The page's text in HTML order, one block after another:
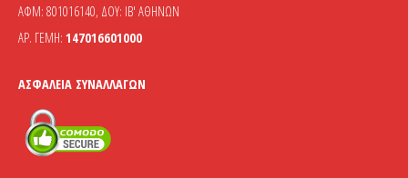
ΑΦΜ: 801016140, ΔΟΥ: ΙΒ' ΑΘΗΝΩΝ
ΑΡ. ΓΕΜΗ: 147016601000
ΑΣΦΆΛΕΙΑ ΣΥΝΑΛΛΑΓΏΝ